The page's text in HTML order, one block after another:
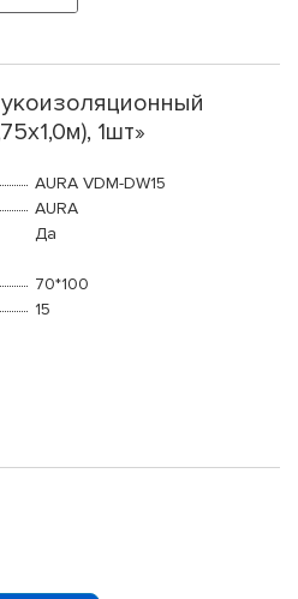
1шт»
AURA VDM-DW15
AURA
Да
70*100
15